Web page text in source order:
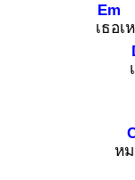
เธอ
Em
เ
ห